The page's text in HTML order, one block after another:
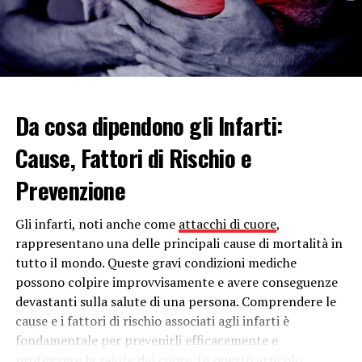
videochiamate
7 – partecipare a dibattiti e conversazioni sui
social (riguardo ad argomenti che ti interessano)
9 – fare ginnastica a casa (magari
guardando
video attinenti di esperti sul web)
10 – fai meditazione eyoga(anche lo spirito va
curato in questo periodo, per ritemprarci, per
rilassarci e raggiungere la serenità)
11 – guarda dei video utili o divertenti
12 – giocare a scacchi o dama (che stimolano
l’intelligenza e le strategie da usare)
13 – giocare con la playstation
14 – telefona oltre ai tuoi amici anche a persone
che non senti da tanto tempo
Da cosa dipendono gli Infarti:
Cause, Fattori di Rischio e
Prevenzione
Gli infarti, noti anche come attacchi di cuore,
rappresentano una delle principali cause di mortalità in
tutto il mondo. Queste gravi condizioni mediche
possono colpire improvvisamente e avere conseguenze
devastanti sulla salute di una persona. Comprendere le
cause e i fattori di rischio associati agli infarti è
fondamentale per prevenirli efficacemente e